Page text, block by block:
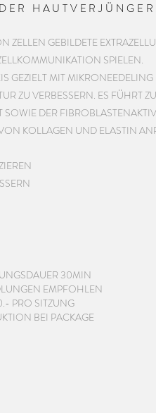
GEBILDETE
SPIELEN.
GEZIELT MIT
ZU VERBESSERN. ES FÜHRT
SOWIE DER
KOLLAGEN UND ELASTIN
30MIN
EMPFOHLEN
PRO SITZUNG
BEI PACKAGE